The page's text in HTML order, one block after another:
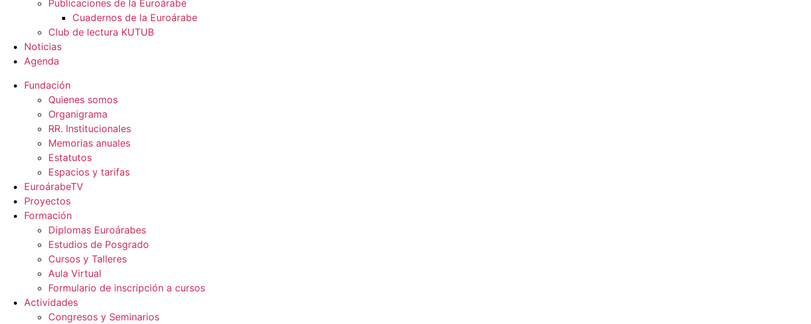
Publicaciones de la Euroárabe
Cuadernos de la Euroárabe
Club de lectura KUTUB
Noticias
Agenda
Fundación
Quienes somos
Organigrama
RR. Institucionales
Memorias anuales
Estatutos
Espacios y tarifas
EuroárabeTV
Proyectos
Formación
Diplomas Euroárabes
Estudios de Posgrado
Cursos y Talleres
Aula Virtual
Formulario de inscripción a cursos
Actividades
Congresos y Seminarios